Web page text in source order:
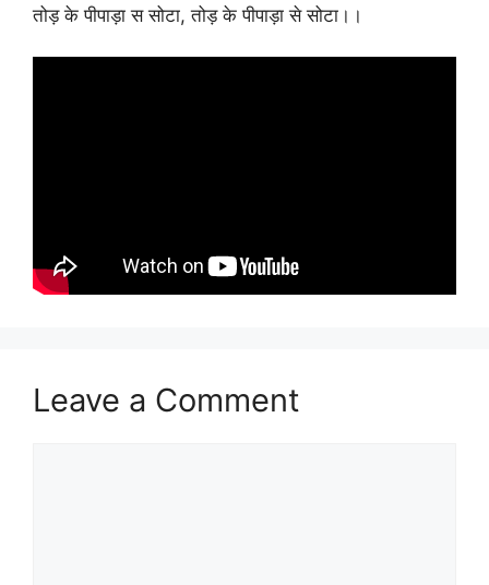
तोड़ के पीपाड़ा स सोटा, तोड़ के पीपाड़ा से सोटा।।
Leave a Comment